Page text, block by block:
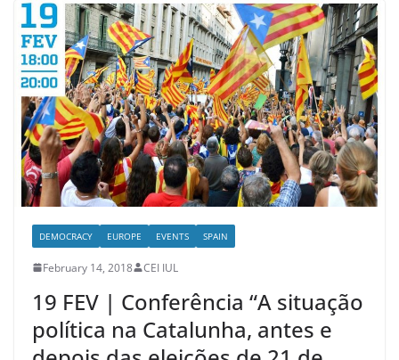
DEMOCRACY EUROPE EVENTS SPAIN
February 14, 2018 CEI IUL
19 FEV | Conferência “A situação
política na Catalunha, antes e